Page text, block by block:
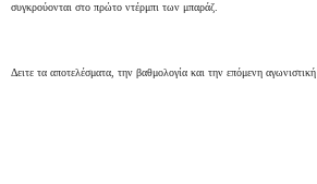
συγκρούονται στο πρώτο ντέρμπι των μπαράζ.
Δειτε τα αποτελέσματα, την βαθμολογία και την επόμενη αγωνιστική